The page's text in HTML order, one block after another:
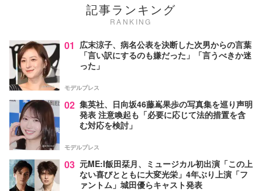
記事ランキング
RANKING
01 広末涼子、病名公表を決断した次男からの言葉
「言い訳にするのも嫌だった」「言うべきか迷
った」
モデルプレス
02 集英社、日向坂46藤嶌果歩の写真集を巡り声明
発表 注意喚起も「必要に応じて法的措置を含
む対応を検討」
モデルプレス
03 元ME:I飯田栞月、ミュージカル初出演「この上
ない喜びとともに大変光栄」4年ぶり上演「フ
ァントム」城田優らキャスト発表